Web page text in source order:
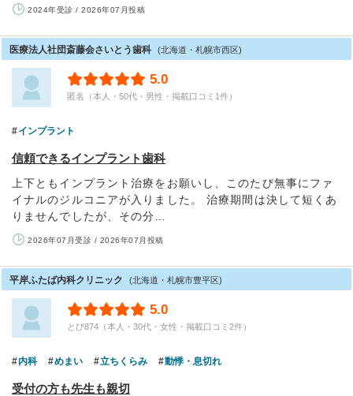
2024年受診 / 2026年07月投稿
医療法人社団斎藤会さいとう歯科 (北海道・札幌市西区)
5.0
匿名（本人・50代・男性・掲載口コミ1件）
インプラント
信頼できるインプラント歯科
上下ともインプラント治療をお願いし、このたび無事にファ
イナルのジルコニアが入りました。 治療期間は決して短くあ
りませんでしたが、その分…
2026年07月受診 / 2026年07月投稿
平岸ふたば内科クリニック (北海道・札幌市豊平区)
5.0
とび874（本人・30代・女性・掲載口コミ2件）
内科 めまい 立ちくらみ 動悸・息切れ
受付の方も先生も親切